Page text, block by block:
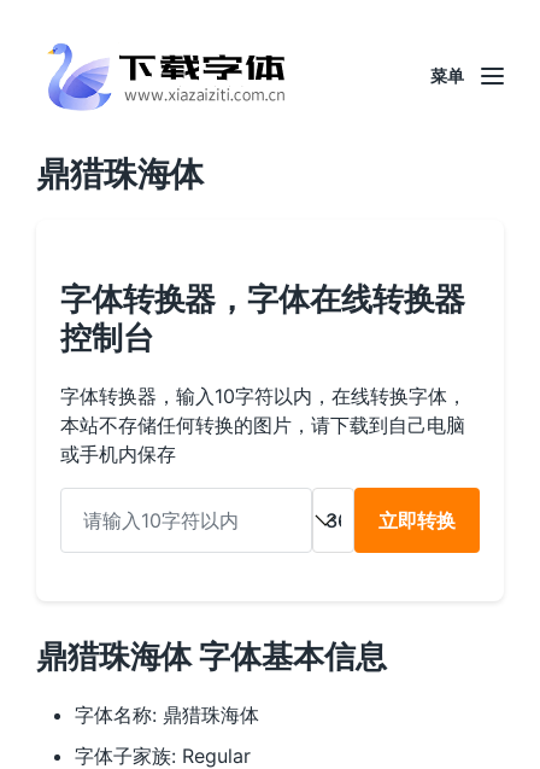
菜单
鼎猎珠海体
字体转换器，字体在线转换器
控制台
字体转换器，输入10字符以内，在线转换字体，
本站不存储任何转换的图片，请下载到自己电脑
或手机内保存
立即转换
鼎猎珠海体 字体基本信息
字体名称: 鼎猎珠海体
字体子家族: Regular